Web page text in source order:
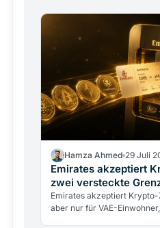
Hamza Ahmed 29 Juli
Emirates akzeptiert
zwei versteckte
Emirates akzeptiert Krypto-
aber nur für VAE-